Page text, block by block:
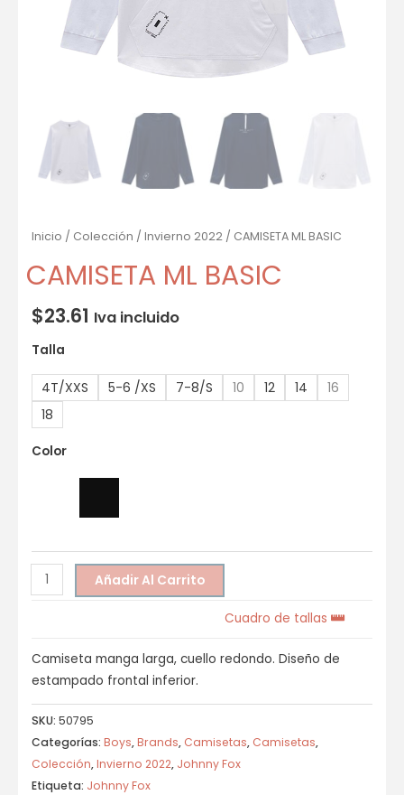
Inicio / Colección / Invierno 2022 / CAMISETA ML BASIC
CAMISETA ML BASIC
$23.61 Iva incluido
Talla
4T/XXS 5-6 /XS 7-8/S 10 12 14
16
18
Color
Añadir Al Carrito
Cuadro de tallas
Camiseta manga larga, cuello redondo. Diseño de
estampado frontal inferior.
SKU: 50795
Categorías: Boys,Brands, Camisetas, Camisetas,
Colección,Invierno 2022, Johnny Fox
Etiqueta: Johnny Fox